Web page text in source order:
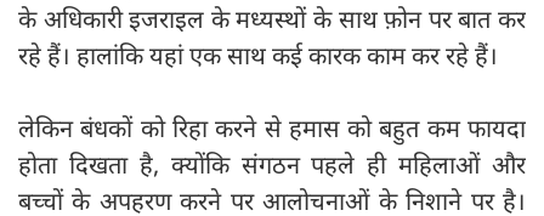
के अधिकारी इजराइल के मध्यस्थों के साथ फ़ोन पर बात कर
रहे हैं। हालांकि यहां एक साथ कई कारक काम कर रहे हैं।
लेकिन बंधकों को रिहा करने से हमास को बहुत कम फायदा
होता दिखता है, क्योंकि संगठन पहले ही महिलाओं और
बच्चों के अपहरण करने पर आलोचनाओं के निशाने पर है।